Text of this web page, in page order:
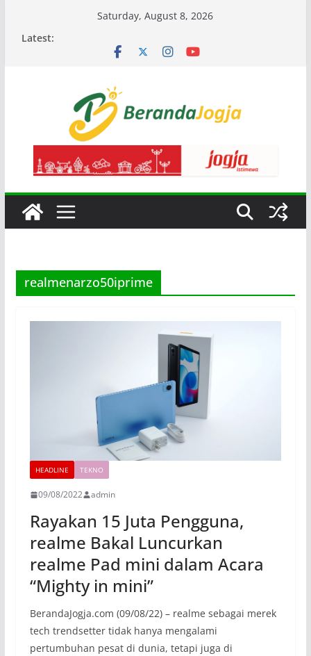
Saturday, August 8, 2026
Latest:
realmenarzo50iprime
HEADLINE TEKNO
09/08/2022 admin
Rayakan 15 Juta Pengguna,
realme Bakal Luncurkan
realme Pad mini dalam Acara
“Mighty in mini”
BerandaJogja.com (09/08/22) – realme sebagai merek
tech trendsetter tidak hanya mengalami
pertumbuhan pesat di dunia, tetapi juga di